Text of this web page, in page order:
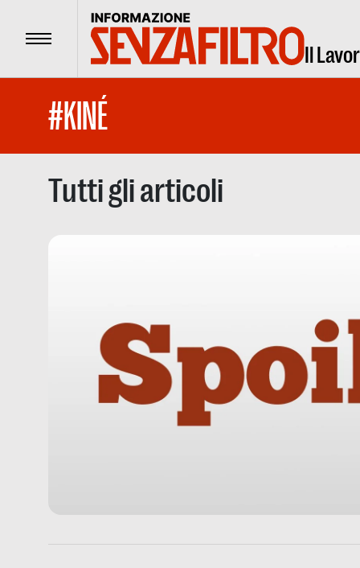
Menu Il
#KINÉ
Tutti gli articoli